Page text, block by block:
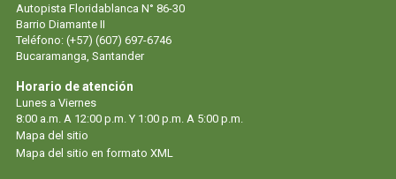
Autopista Floridablanca N° 86-30
Barrio Diamante II
Teléfono: (+57) (607) 697-6746
Bucaramanga, Santander
Horario de atención
Lunes a Viernes
8:00 a.m. A 12:00 p.m. Y 1:00 p.m. A 5:00 p.m.
Mapa del sitio
Mapa del sitio en formato XML